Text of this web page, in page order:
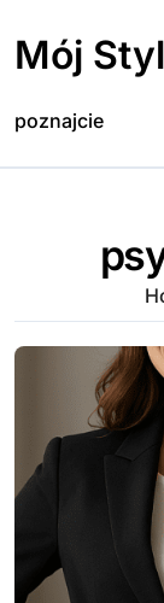
content
Mój
poznajcie